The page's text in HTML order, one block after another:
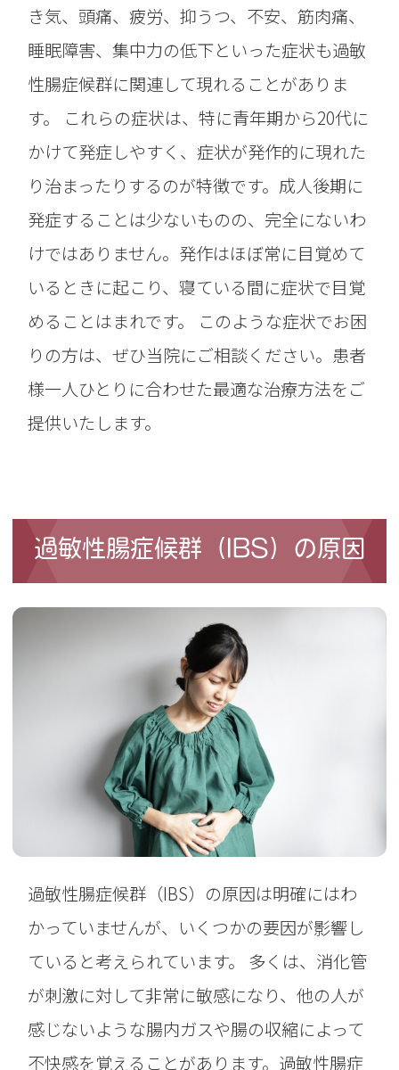
き気、頭痛、疲労、抑うつ、不安、筋肉痛、
睡眠障害、集中力の低下といった症状も過敏
性腸症候群に関連して現れることがありま
す。 これらの症状は、特に青年期から20代に
かけて発症しやすく、症状が発作的に現れた
り治まったりするのが特徴です。成人後期に
発症することは少ないものの、完全にないわ
けではありません。発作はほぼ常に目覚めて
いるときに起こり、寝ている間に症状で目覚
めることはまれです。 このような症状でお困
りの方は、ぜひ当院にご相談ください。患者
様一人ひとりに合わせた最適な治療方法をご
提供いたします。
過敏性腸症候群（IBS）の原因
過敏性腸症候群（IBS）の原因は明確にはわ
かっていませんが、いくつかの要因が影響し
ていると考えられています。 多くは、消化管
が刺激に対して非常に敏感になり、他の人が
感じないような腸内ガスや腸の収縮によって
不快感を覚えることがあります。過敏性腸症